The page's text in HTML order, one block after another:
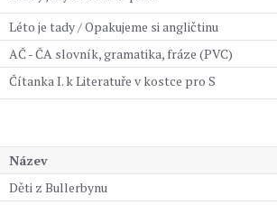
Léto je tady / Opakujeme si angličtinu
AČ - ČA slovník, gramatika, fráze (PVC)
Čítanka I. k Literatuře v kostce pro S
Název
Děti z Bullerbynu